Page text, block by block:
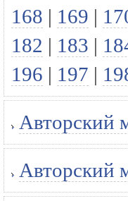
168 | 169 |
182 | 183 |
196 | 197 |
Авторский
Авторский